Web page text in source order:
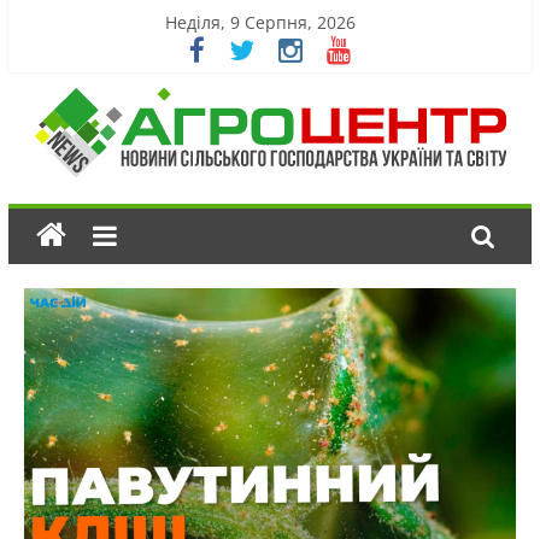
Неділя, 9 Серпня, 2026